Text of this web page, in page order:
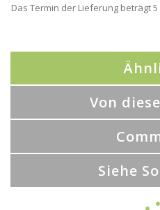
Das Termin der Lieferung beträgt 5
Von
Siehe